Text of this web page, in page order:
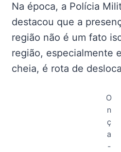
Na época, a Polícia
destacou que a
região não é um fato
região, especialmente
cheia, é rota de
O
n
ç
a
-